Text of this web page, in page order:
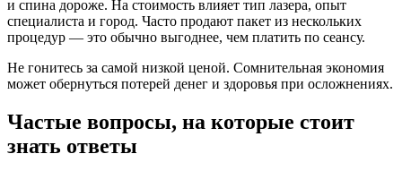
и спина дороже. На стоимость влияет тип лазера, опыт
специалиста и город. Часто продают пакет из нескольких
процедур — это обычно выгоднее, чем платить по сеансу.
Не гонитесь за самой низкой ценой. Сомнительная экономия
может обернуться потерей денег и здоровья при осложнениях.
Частые вопросы, на которые стоит
знать ответы